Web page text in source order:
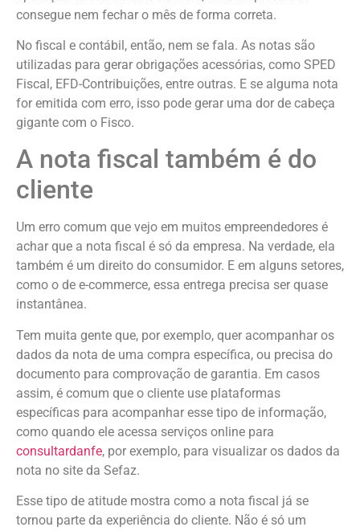
consegue nem fechar o mês de forma correta.
No fiscal e contábil, então, nem se fala. As notas são
utilizadas para gerar obrigações acessórias, como SPED
Fiscal, EFD-Contribuições, entre outras. E se alguma nota
for emitida com erro, isso pode gerar uma dor de cabeça
gigante com o Fisco.
A nota fiscal também é do
cliente
Um erro comum que vejo em muitos empreendedores é
achar que a nota fiscal é só da empresa. Na verdade, ela
também é um direito do consumidor. E em alguns setores,
como o de e-commerce, essa entrega precisa ser quase
instantânea.
Tem muita gente que, por exemplo, quer acompanhar os
dados da nota de uma compra específica, ou precisa do
documento para comprovação de garantia. Em casos
assim, é comum que o cliente use plataformas
específicas para acompanhar esse tipo de informação,
como quando ele acessa serviços online para
consultardanfe, por exemplo, para visualizar os dados da
nota no site da Sefaz.
Esse tipo de atitude mostra como a nota fiscal já se
tornou parte da experiência do cliente. Não é só um